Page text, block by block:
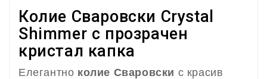
Колие Сваровски Crystal
Shimmer с прозрачен
кристал капка
Елегантно колие Сваровски с красив